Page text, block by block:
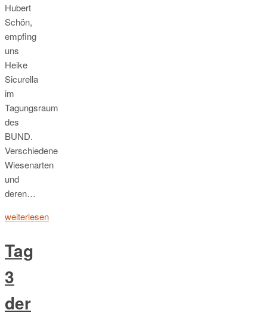
Hubert
Schön,
empfing
uns
Heike
Sicurella
im
Tagungsraum
des
BUND.
Verschiedene
Wiesenarten
und
deren…
weiterlesen
Tag
3
der